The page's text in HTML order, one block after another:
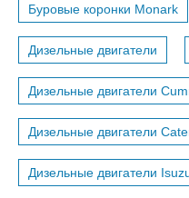
Буровые коронки Monark
Дизельные двигатели
Дизельные двигатели
Дизельные двигатели
Дизельные двигатели